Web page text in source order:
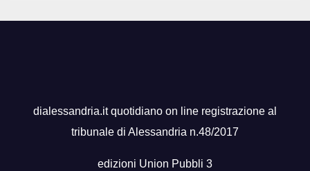
dialessandria.it quotidiano on line registrazione al
tribunale di Alessandria n.48/2017
edizioni Union Pubbli 3